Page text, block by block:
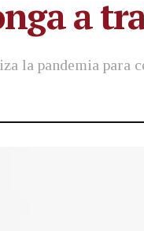
a
la pandemia para